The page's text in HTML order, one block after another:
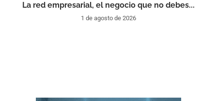
La red empresarial, el negocio que no debes...
1 de agosto de 2026